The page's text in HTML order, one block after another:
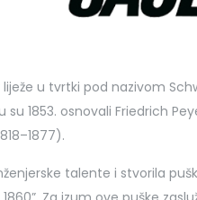
liježe u tvrtki pod nazivom
su 1853. osnovali Friedrich
talente i stvorila